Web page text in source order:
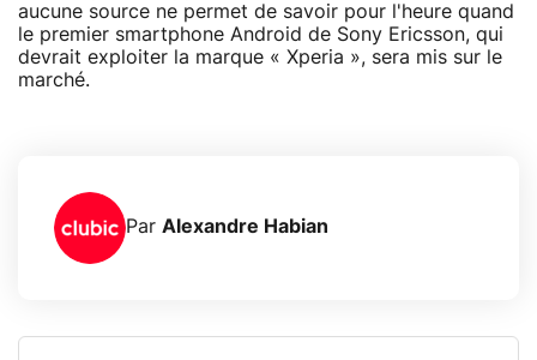
aucune source ne permet de savoir pour l'heure quand
le premier smartphone Android de Sony Ericsson, qui
devrait exploiter la marque « Xperia », sera mis sur le
marché.
Par Alexandre Habian